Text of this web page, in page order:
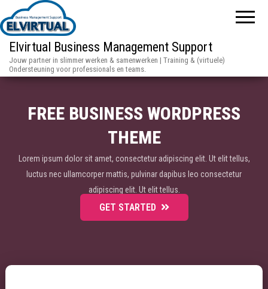
Elvirtual Business Management Support
Jouw partner in slimmer werken & samenwerken | Training & (virtuele)
Ondersteuning voor professionals en teams.
tellus,
WE MAKE YOUR SITE
Lorem ipsum dolor sit amet, consectetur adipiscing elit. Ut elit
luctus nec ullamcorper mattis, pulvinar dapibus leo
adipiscing elit. Ut elit tellus
GET STARTED